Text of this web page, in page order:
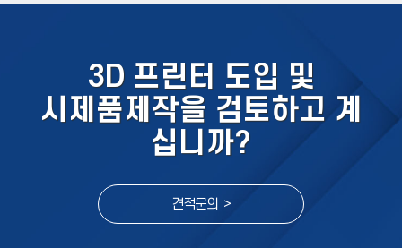
3D 프린터 도입 및
시제품제작을 검토하고 계
십니까?
견적문의 >